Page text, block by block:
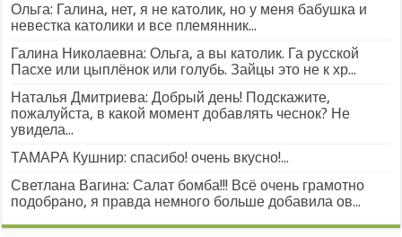
Ольга: Галина, нет, я не католик, но у меня бабушка и
невестка католики и все племянник...
Галина Николаевна: Ольга, а вы католик. Га русской
Пасхе или цыплёнок или голубь. Зайцы это не к хр...
Наталья Дмитриева: Добрый день! Подскажите,
пожалуйста, в какой момент добавлять чеснок? Не
увидела...
ТАМАРА Кушнир: спасибо! очень вкусно!...
Светлана Вагина: Салат бомба!!! Всё очень грамотно
подобрано, я правда немного больше добавила ов...